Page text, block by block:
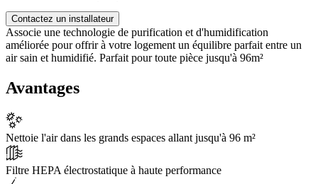
Contactez un installateur
Associe une technologie de purification et d'humidification
améliorée pour offrir à votre logement un équilibre parfait entre un
air sain et humidifié. Parfait pour toute pièce jusqu'à 96m²
Avantages
Nettoie l'air dans les grands espaces allant jusqu'à 96 m²
Filtre HEPA électrostatique à haute performance